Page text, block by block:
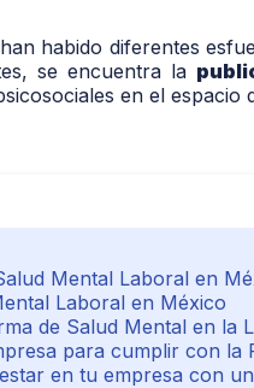
habido diferentes
se encuentra la
en el espacio
Mental Laboral en
Laboral en México
de Salud Mental en la
para cumplir con la
en tu empresa con